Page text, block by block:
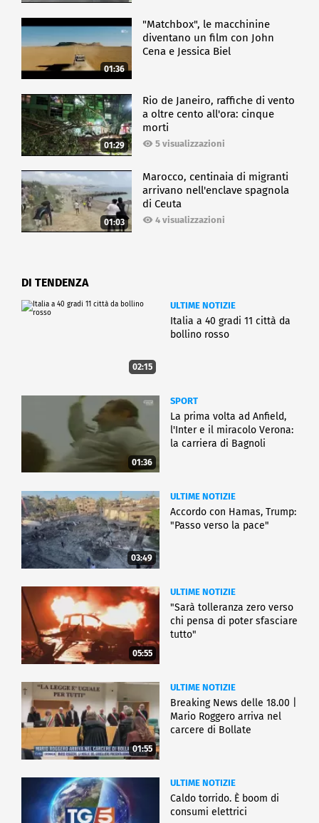
01:36
"Matchbox", le macchinine
diventano un film con John
Cena e Jessica Biel
01:29
Rio de Janeiro, raffiche di vento
a oltre cento all'ora: cinque
morti
5 visualizzazioni
01:03
Marocco, centinaia di migranti
arrivano nell'enclave spagnola
di Ceuta
4 visualizzazioni
DI TENDENZA
02:15
ULTIME NOTIZIE
Italia a 40 gradi 11 città da
bollino rosso
01:36
SPORT
La prima volta ad Anfield,
l'Inter e il miracolo Verona:
la carriera di Bagnoli
03:49
ULTIME NOTIZIE
Accordo con Hamas, Trump:
"Passo verso la pace"
05:55
ULTIME NOTIZIE
"Sarà tolleranza zero verso
chi pensa di poter sfasciare
tutto"
01:55
ULTIME NOTIZIE
Breaking News delle 18.00 |
Mario Roggero arriva nel
carcere di Bollate
ULTIME NOTIZIE
Caldo torrido. È boom di
consumi elettrici